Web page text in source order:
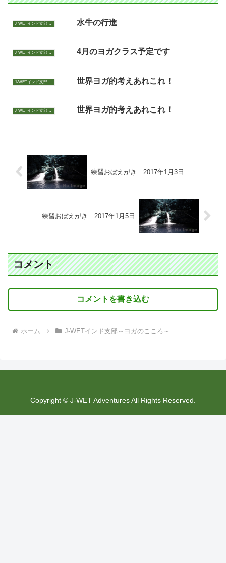
J-WETインド支部～ヨガのこころ～ 水牛の行進
J-WETインド支部～ヨガのこころ～ 4月のヨガクラス予定です
J-WETインド支部～ヨガのこころ～ 世界ヨガ的考えあれこれ！
J-WETインド支部～ヨガのこころ～ 世界ヨガ的考えあれこれ！
練習おぼえがき 2017年1月3日
練習おぼえがき 2017年1月5日
コメント
コメントを書き込む
ホーム J-WETインド支部～ヨガのこころ～
Copyright © J-WET Adventures All Rights Reserved.